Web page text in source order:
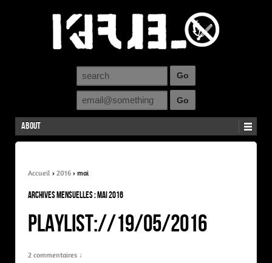
About
Accueil › 2016 › mai
Archives mensuelles :mai 2016
PLAYLIST://19/05/2016
2 commentaires ↓